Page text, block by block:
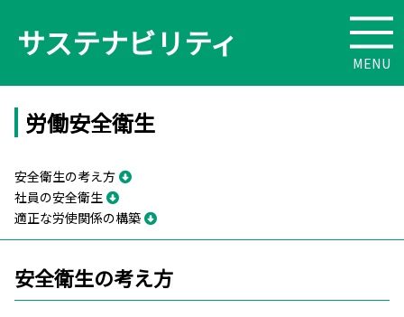
サステナビリティ
労働安全衛生
安全衛生の考え方
社員の安全衛生
適正な労使関係の構築
安全衛生の考え方